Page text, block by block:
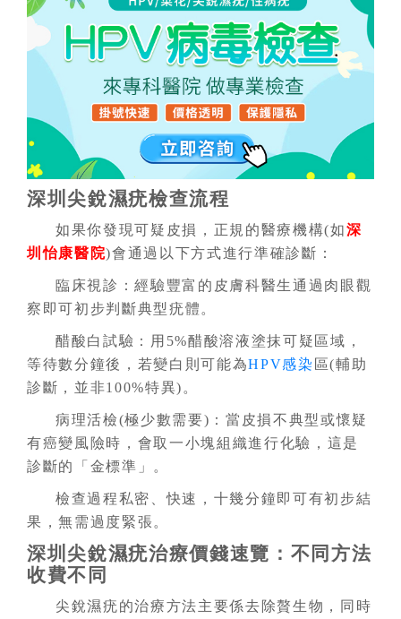
深圳尖銳濕疣檢查流程
如果你發現可疑皮損，正規的醫療機構(如深
圳怡康醫院)會通過以下方式進行準確診斷：
臨床視診：經驗豐富的皮膚科醫生通過肉眼觀
察即可初步判斷典型疣體。
醋酸白試驗：用5%醋酸溶液塗抹可疑區域，
等待數分鐘後，若變白則可能為HPV感染 區(輔助
診斷，並非100%特異)。
病理活檢(極少數需要)：當皮損不典型或懷疑
有癌變風險時，會取一小塊組織進行化驗，這是
診斷的「金標準」。
檢查過程私密、快速，十幾分鐘即可有初步結
果，無需過度緊張。
深圳尖銳濕疣治療價錢速覽：不同方法
收費不同
尖銳濕疣的治療方法主要係去除贅生物，同時